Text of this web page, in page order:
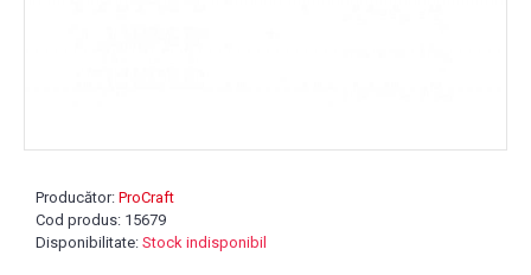
Producător: ProCraft
Cod produs: 15679
Disponibilitate: Stock indisponibil